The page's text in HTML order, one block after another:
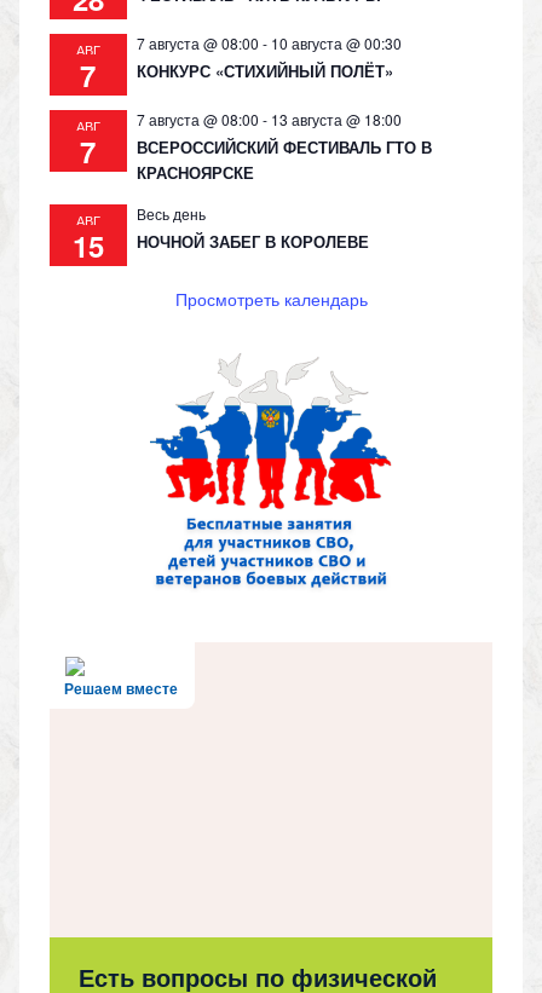
АВГ
7
7 августа @ 08:00 - 10 августа @ 00:30
КОНКУРС «СТИХИЙНЫЙ ПОЛЁТ»
АВГ
7
7 августа @ 08:00 - 13 августа @ 18:00
ВСЕРОССИЙСКИЙ ФЕСТИВАЛЬ ГТО В
КРАСНОЯРСКЕ
АВГ
15
Весь день
НОЧНОЙ ЗАБЕГ В КОРОЛЕВЕ
Просмотреть календарь
Решаем вместе
Есть вопросы по физической